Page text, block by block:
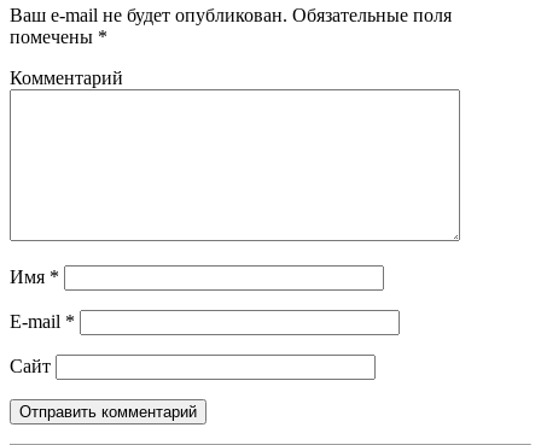
Ваш e-mail не будет опубликован. Обязательные поля
помечены *
Комментарий
Имя *
E-mail *
Сайт